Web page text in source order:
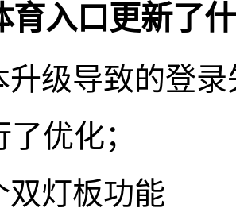
育入口更新了
升级导致的登
优化；
双灯板功能